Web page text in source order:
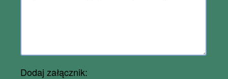
Dodaj załącznik: